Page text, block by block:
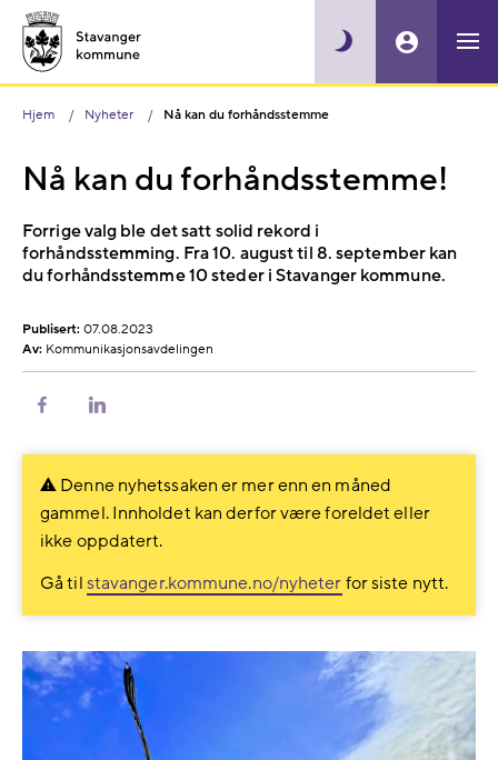
Hjem Nyheter Nå kan du forhåndsstemme
Nå kan du forhåndsstemme!
Forrige valg ble det satt solid rekord i
forhåndsstemming. Fra 10. august til 8. september kan
du forhåndsstemme 10 steder i Stavanger kommune.
Publisert: 07.08.2023
Av: Kommunikasjonsavdelingen
Del
Del
Denne nyhetssaken er mer enn en måned
gammel. Innholdet kan derfor være foreldet eller
ikke oppdatert.
Gå til stavanger.kommune.no/nyheter for siste nytt.